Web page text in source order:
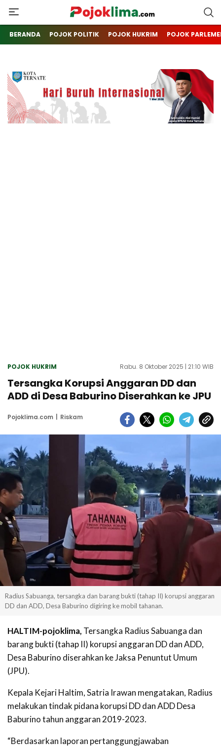
pojoklima.com
Mojokin
BERANDA POJOK POLITIK POJOK HUKRIM POJOK
POJOK HUKRIM Rabu. 8 Oktober 2025 | 21:10 WIB
Tersangka Korupsi Anggaran DD dan
ADD di Desa Baburino Diserahkan ke JPU
Pojoklima.com Riskam
Radius Sabuanga, tersangka dan barang bukti (tahap II) korupsi anggaran
DD dan ADD, Desa Baburino digiring ke mobil tahanan.
HALTIM-pojoklima, Tersangka Radius Sabuanga dan
barang bukti (tahap II) korupsi anggaran DD dan ADD,
Desa Baburino diserahkan ke Jaksa Penuntut Umum
(JPU).
Kepala Kejari Haltim, Satria Irawan mengatakan, Radius
melakukan tindak pidana korupsi DD dan ADD Desa
Baburino tahun anggaran 2019-2023.
“Berdasarkan laporan pertanggungjawaban